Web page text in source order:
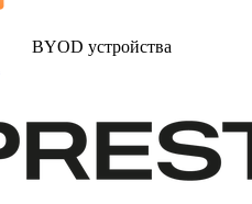
BYOD устройства